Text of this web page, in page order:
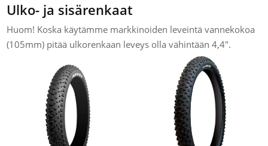
Ulko- ja sisärenkaat
Huom! Koska käytämme markkinoiden leveintä vannekokoa
(105mm) pitää ulkorenkaan leveys olla vähintään 4,4".